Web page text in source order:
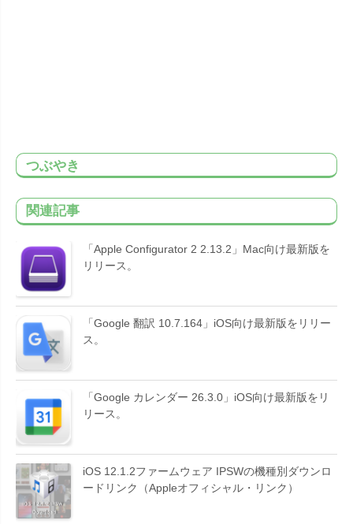
つぶやき
関連記事
「Apple Configurator 2 2.13.2」Mac向け最新版を
リリース。
「Google 翻訳 10.7.164」iOS向け最新版をリリー
ス。
「Google カレンダー 26.3.0」iOS向け最新版をリ
リース。
iOS 12.1.2ファームウェア IPSWの機種別ダウンロ
ードリンク（Appleオフィシャル・リンク）